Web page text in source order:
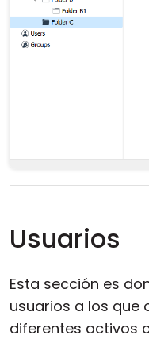
Usuarios
Esta sección es
usuarios a los que
diferentes activos